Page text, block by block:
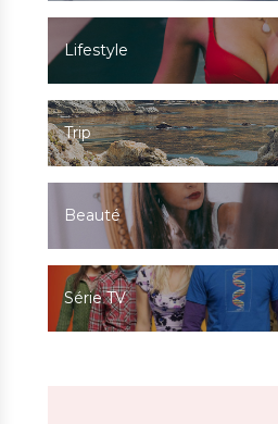
Lifestyle
Trip
Beauté
Série TV